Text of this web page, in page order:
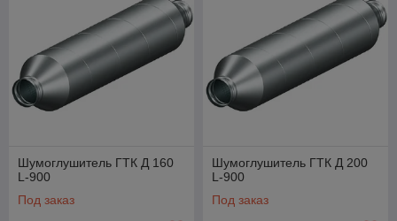
Шумоглушитель ГТК Д 160
L-900
Под заказ
Шумоглушитель ГТК Д 200
L-900
Под заказ